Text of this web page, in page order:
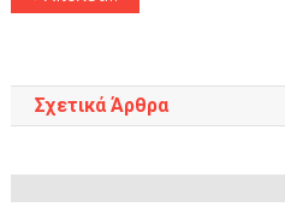
Σχετικά Άρθρα